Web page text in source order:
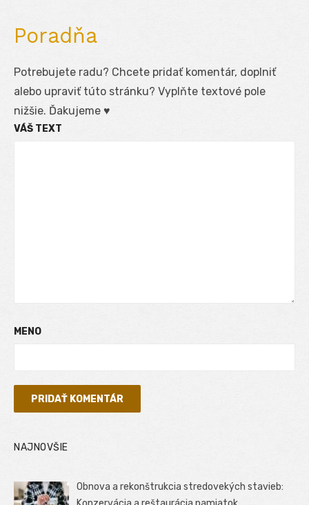
Poradňa
Potrebujete radu? Chcete pridať komentár, doplniť
alebo upraviť túto stránku? Vyplňte textové pole
nižšie. Ďakujeme ♥
VÁŠ TEXT
MENO
NAJNOVŠIE
Obnova a rekonštrukcia stredovekých stavieb: